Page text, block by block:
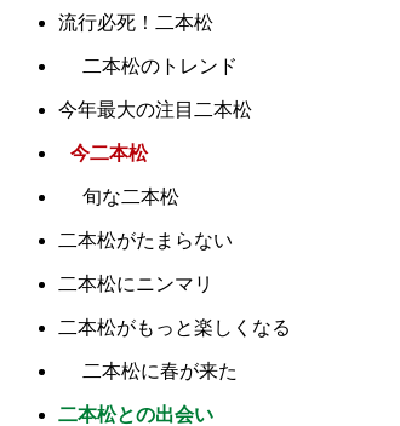
流行必死！二本松
二本松のトレンド
今年最大の注目二本松
今二本松
旬な二本松
二本松がたまらない
二本松にニンマリ
二本松がもっと楽しくなる
二本松に春が来た
二本松との出会い